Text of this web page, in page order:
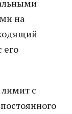
на
его
с